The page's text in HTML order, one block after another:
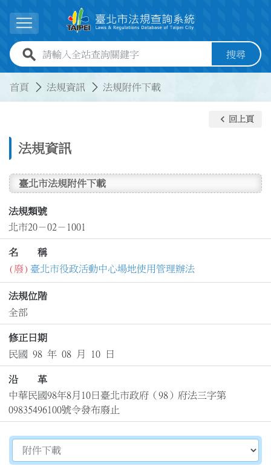
展開選單
全站查詢關鍵字欄位 搜尋
首頁 法規資訊 法規附件下載
法規資訊
keyboard_arrow_left 回上頁
臺北市法規附件下載
法規類號
北市20－02－1001
名 稱
(廢) 臺北市役政活動中心場地使用管理辦法
法規位階
全部
修正日期
民國 98 年 08 月 10 日
沿 革
中華民國98年8月10日臺北市政府（98）府法三字第
09835496100號令發布廢止
切換選擇法規資訊內容